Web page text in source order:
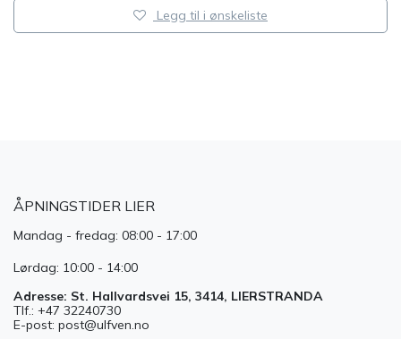
Legg til i ønskeliste
ÅPNINGSTIDER LIER
Mandag - fredag: 08:00 - 17:00
Lørdag: 10:00 - 14:00
Adresse: St. Hallvardsvei 15, 3414, LIERSTRANDA
Tlf.: +47 32240730
E-post: post@ulfven.no